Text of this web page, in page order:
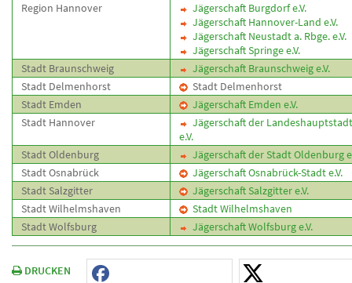
Region Hannover
Jägerschaft Burgdorf e.V.
Jägerschaft Hannover-Land e.V.
Jägerschaft Neustadt a. Rbge. e.V.
Jägerschaft Springe e.V.
Stadt Braunschweig
Jägerschaft Braunschweig e.V.
Stadt Delmenhorst
Stadt Delmenhorst
Stadt Emden
Jägerschaft Emden e.V.
Stadt Hannover
Jägerschaft der
e.V.
Stadt Oldenburg
Jägerschaft der Stadt Oldenburg
Stadt Osnabrück
Jägerschaft Osnabrück-Stadt e.V.
Stadt Salzgitter
Jägerschaft Salzgitter e.V.
Stadt Wilhelmshaven
Stadt Wilhelmshaven
Stadt Wolfsburg
Jägerschaft Wolfsburg e.V.
DRUCKEN